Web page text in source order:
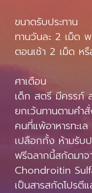
ขนาดรับประทาน
ทานวันละ 2 เม็ด
ตอนเช้า 2 เม็ด หรื
ศาเตือน
เด็ก สตรี มีครรภ์
ยกเว้นทานตามคำ
คนที่แพ้อาหารทะเ
เปลือกกั้ง ห้ามรับป
ฟรีฉลากนี้สกัดมาจ
Chondroitin
เป็นสารสกัดโปรตี